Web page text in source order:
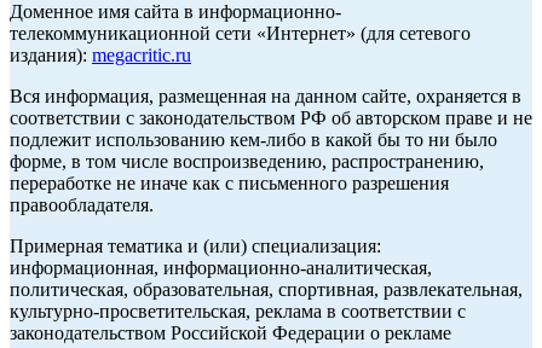
Доменное имя сайта в информационно-
телекоммуникационной сети «Интернет» (для сетевого
издания): megacritic.ru
Вся информация, размещенная на данном сайте, охраняется в
соответствии с законодательством РФ об авторском праве и не
подлежит использованию кем-либо в какой бы то ни было
форме, в том числе воспроизведению, распространению,
переработке не иначе как с письменного разрешения
правообладателя.
Примерная тематика и (или) специализация:
информационная, информационно-аналитическая,
политическая, образовательная, спортивная, развлекательная,
культурно-просветительская, реклама в соответствии с
законодательством Российской Федерации о рекламе